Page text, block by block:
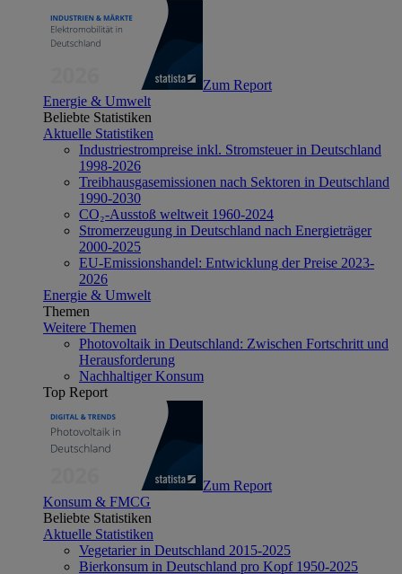
Zum Report
Energie & Umwelt
Beliebte Statistiken
Aktuelle Statistiken
Industriestrompreise inkl. Stromsteuer in Deutschland
1998-2026
Treibhausgasemissionen nach Sektoren in Deutschland
1990-2030
CO₂-Ausstoß weltweit 1960-2024
Stromerzeugung in Deutschland nach Energieträger
2000-2025
EU-Emissionshandel: Entwicklung der Preise 2023-
2026
Energie & Umwelt
Themen
Weitere Themen
Photovoltaik in Deutschland: Zwischen Fortschritt und
Herausforderung
Nachhaltiger Konsum
Top Report
Zum Report
Konsum & FMCG
Beliebte Statistiken
Aktuelle Statistiken
Vegetarier in Deutschland 2015-2025
Bierkonsum in Deutschland pro Kopf 1950-2025